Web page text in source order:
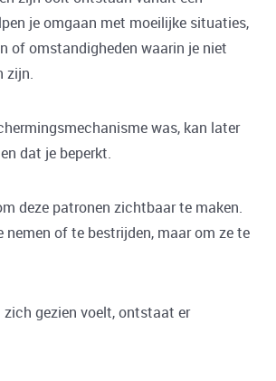
je omgaan met moeilijke situaties,
of omstandigheden waarin je niet
zijn.
was, kan later
dat je beperkt.
deze patronen zichtbaar te maken.
nemen of te bestrijden, maar om ze te
zich gezien voelt, ontstaat er